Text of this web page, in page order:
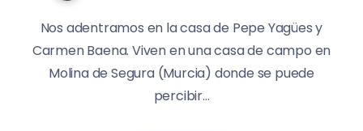
Nos adentramos en la casa de Pepe Yagües y
Carmen Baena. Viven en una casa de campo en
Molina de Segura (Murcia) donde se puede
percibir...